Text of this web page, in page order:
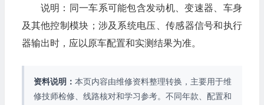
说明：同一车系可能包含发动机、变速器、车身
及其他控制模块；涉及系统电压、传感器信号和执行
器输出时，应以原车配置和实测结果为准。
资料说明： 本页内容由维修资料整理转换，主要用于维
修技师检修、线路核对和学习参考。不同年款、配置和